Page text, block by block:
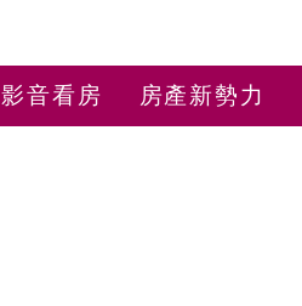
影音看房 房產新勢力